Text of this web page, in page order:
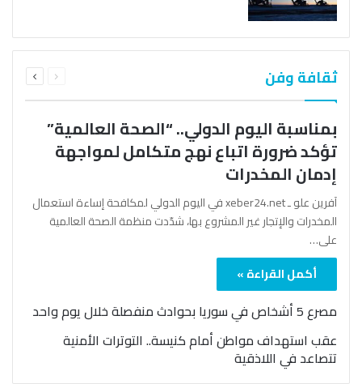
ثقافة وفن الصفحةالصفحة
بمناسبة اليوم الدولي.. “الصحة العالمية”
تؤكد ضرورة اتباع نهج متكامل لمواجهة
إدمان المخدرات
آفرين علو ـ xeber24.net في اليوم الدولي لمكافحة إساءة استعمال
المخدرات والإتجار غير المشروع بها، شدّدت منظمة الصحة العالمية
على…
أكمل القراءة »
مصرع 5 أشخاص في سوريا بحوادث منفصلة خلال يوم واحد
عقب استهداف مواطن أمام كنيسة.. التوترات الأمنية
تتصاعد في اللاذقية